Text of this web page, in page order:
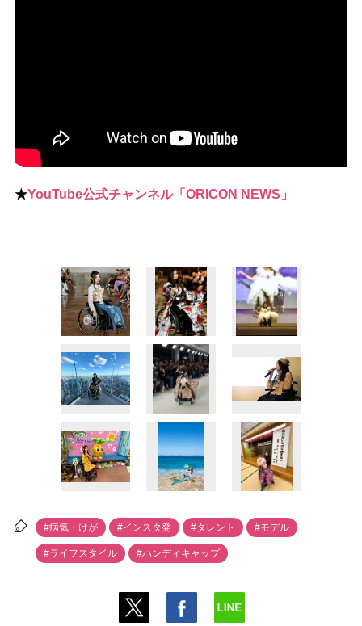
★YouTube公式チャンネル「ORICON NEWS」
#病気・けが #インスタ発 #タレント #モデル
#ライフスタイル #ハンディキャップ